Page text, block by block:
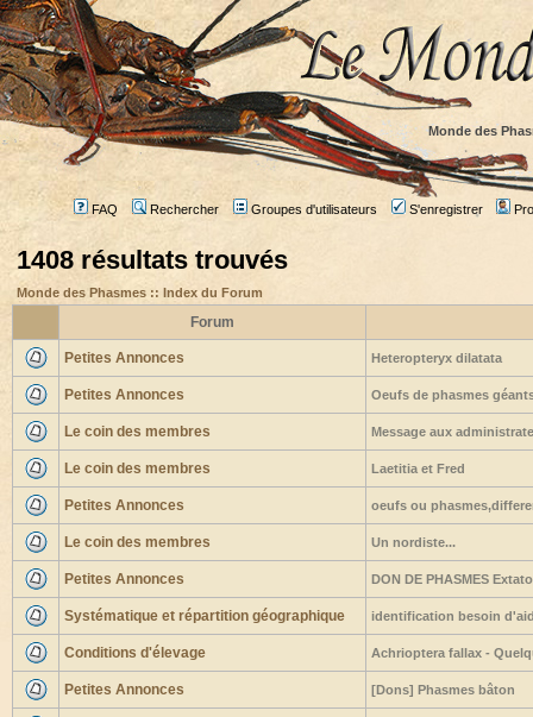
Monde des
FAQ Rechercher Groupes d'utilisateurs S'enregistrer
1408 résultats trouvés
Monde des Phasmes :: Index du Forum
Forum
Petites Annonces Heteropteryx dilatata
Petites Annonces Oeufs de phasmes
Le coin des membres Message aux
Le coin des membres Laetitia et Fred
Petites Annonces oeufs ou
Le coin des membres Un nordiste...
Petites Annonces DON DE PHASMES
Systématique et répartition géographique identification besoin
Conditions d'élevage Achrioptera fallax -
Petites Annonces [Dons] Phasmes bâton